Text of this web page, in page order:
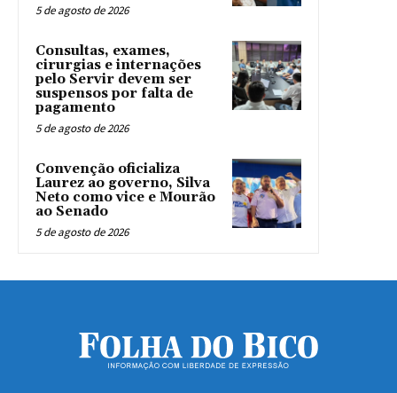
5 de agosto de 2026
Consultas, exames,
cirurgias e internações
pelo Servir devem ser
suspensos por falta de
pagamento
5 de agosto de 2026
Convenção oficializa
Laurez ao governo, Silva
Neto como vice e Mourão
ao Senado
5 de agosto de 2026